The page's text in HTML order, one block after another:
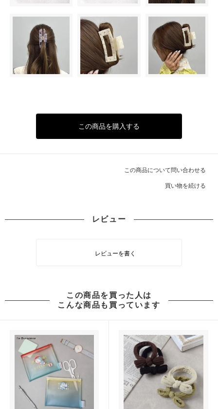
この商品を購入する
この商品について問い合わせる
買い物を続ける
レビュー
レビューを書く
この商品を買った人は
こんな商品も買っています